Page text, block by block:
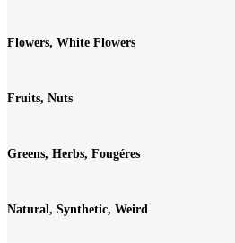
Flowers, White Flowers
Fruits, Nuts
Greens, Herbs, Fougéres
Natural, Synthetic, Weird